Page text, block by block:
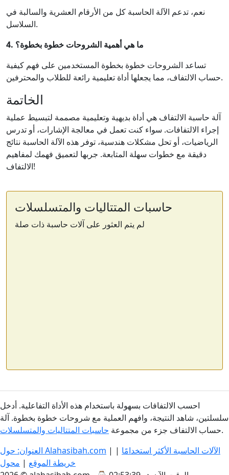
نعم، تدعم الآلة الحاسبة كل من الأرقام العشرية والسالبة في
السلاسل.
4. ما هي أهمية الشروحات خطوة بخطوة؟
تساعد الشروحات خطوة بخطوة المستخدمين على فهم كيفية
حساب الالتفاف، مما يجعلها أداة تعليمية رائعة للطلاب والمحترفين.
الخاتمة
آلة حاسبة الالتفاف هي أداة بديهية وتعليمية مصممة لتبسيط عملية
إجراء الالتفافات. سواء كنت تعمل في معالجة الإشارات، أو تدرس
الرياضيات، أو تحل مشكلات هندسية، توفر هذه الآلة الحاسبة نتائج
دقيقة مع خطوات سهلة المتابعة. جربها لتعميق فهمك لمفاهيم
الالتفاف!
حاسبات المتتاليات والمتسلسلات
لم يتم العثور على آلات حاسبة ذات صلة
احسب الالتفافات بسهولة باستخدام هذه الأداة التفاعلية. أدخل
سلسلتين، شاهد النتيجة، وافهم العملية مع شروحات خطوة بخطوة. آلة
حساب الالتفاف جزء من مجموعة حاسبات المتتاليات والمتسلسلات
.
العنوان: حول Alahasibah.com | الآلات الحاسبة الأكثر استخدامًا |
خريطة الموقع | محول